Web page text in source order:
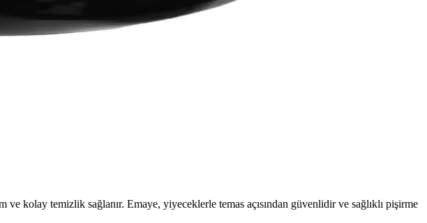
3-6 kişilik pratik pişirme çözümleri sunar. Kırmızı desenli tasarımıyla mutfağınıza
kolay temizlik sağlanır. Emaye, yiyeceklerle temas açısından güvenlidir ve sağlıklı pişirme